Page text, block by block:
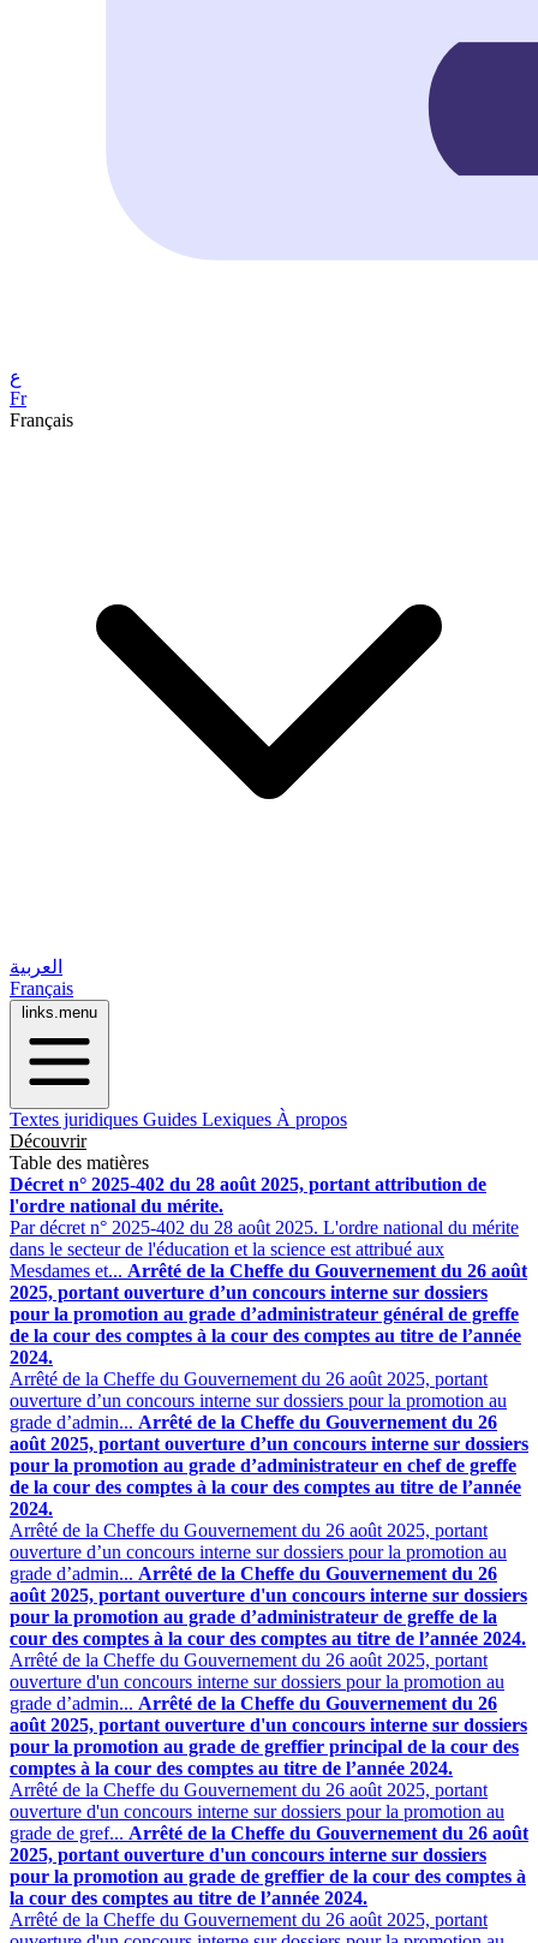
ع
Fr
Français
العربية
Français
links.menu
Textes juridiques Guides Lexiques À propos
Découvrir
Table des matières
Décret n° 2025-402 du 28 août 2025, portant attribution de
l'ordre national du mérite.
Par décret n° 2025-402 du 28 août 2025. L'ordre national du mérite
dans le secteur de l'éducation et la science est attribué aux
Mesdames et... Arrêté de la Cheffe du Gouvernement du 26 août
2025, portant ouverture d’un concours interne sur dossiers
pour la promotion au grade d’administrateur général de greffe
de la cour des comptes à la cour des comptes au titre de l’année
2024.
Arrêté de la Cheffe du Gouvernement du 26 août 2025, portant
ouverture d’un concours interne sur dossiers pour la promotion au
grade d’admin... Arrêté de la Cheffe du Gouvernement du 26
août 2025, portant ouverture d’un concours interne sur dossiers
pour la promotion au grade d’administrateur en chef de greffe
de la cour des comptes à la cour des comptes au titre de l’année
2024.
Arrêté de la Cheffe du Gouvernement du 26 août 2025, portant
ouverture d’un concours interne sur dossiers pour la promotion au
grade d’admin... Arrêté de la Cheffe du Gouvernement du 26
août 2025, portant ouverture d'un concours interne sur dossiers
pour la promotion au grade d’administrateur de greffe de la
cour des comptes à la cour des comptes au titre de l’année 2024.
Arrêté de la Cheffe du Gouvernement du 26 août 2025, portant
ouverture d'un concours interne sur dossiers pour la promotion au
grade d’admin... Arrêté de la Cheffe du Gouvernement du 26
août 2025, portant ouverture d'un concours interne sur dossiers
pour la promotion au grade de greffier principal de la cour des
comptes à la cour des comptes au titre de l’année 2024.
Arrêté de la Cheffe du Gouvernement du 26 août 2025, portant
ouverture d'un concours interne sur dossiers pour la promotion au
grade de gref... Arrêté de la Cheffe du Gouvernement du 26 août
2025, portant ouverture d'un concours interne sur dossiers
pour la promotion au grade de greffier de la cour des comptes à
la cour des comptes au titre de l’année 2024.
Arrêté de la Cheffe du Gouvernement du 26 août 2025, portant